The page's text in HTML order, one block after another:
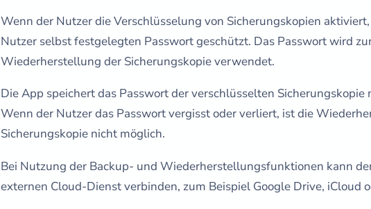
Wenn der Nutzer die Verschlüsselung von Sicherungskopien
Nutzer selbst festgelegten Passwort geschützt. Das Passwort wird
Wiederherstellung der Sicherungskopie verwendet.
Die App speichert das Passwort der verschlüsselten
Wenn der Nutzer das Passwort vergisst oder verliert, ist die
Sicherungskopie nicht möglich.
Bei Nutzung der Backup- und Wiederherstellungsfunktionen kann
externen Cloud-Dienst verbinden, zum Beispiel Google Drive, iCloud